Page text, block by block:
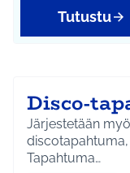
Tutustu
Disco-
Järjestetään
Tapahtuma…